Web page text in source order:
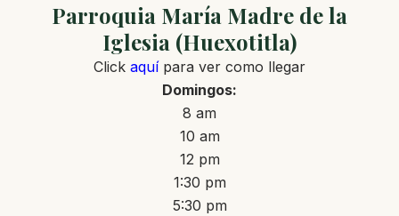
Parroquia María Madre de la
Iglesia (Huexotitla)
Click aquípara ver como llegar
Domingos:
8 am
10 am
12 pm
1:30 pm
5:30 pm